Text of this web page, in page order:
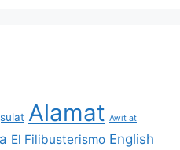
Alamat Awit at
El Filibusterismo English